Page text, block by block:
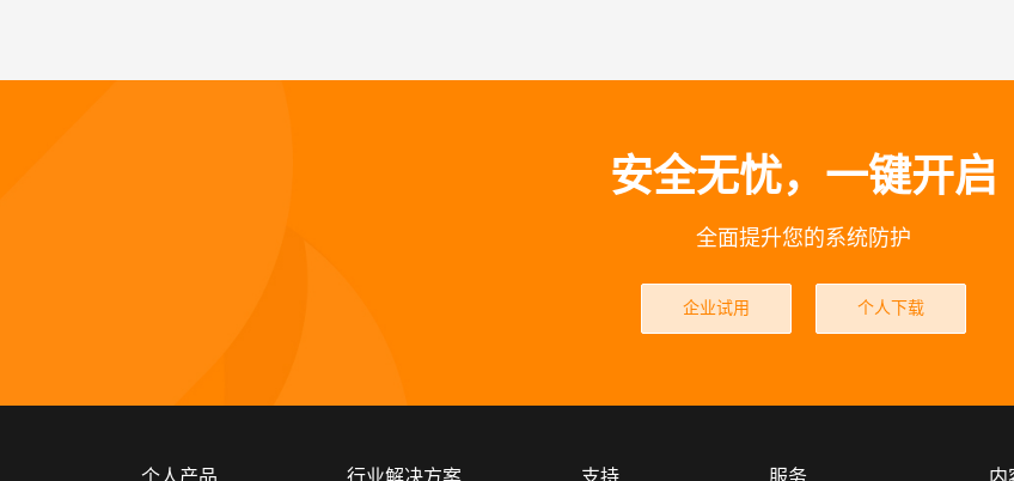
安全无忧，一键开启
全面提升您的系统防护
企业试用 个人下载
个人产品 行业解决方案 支持 服务 内